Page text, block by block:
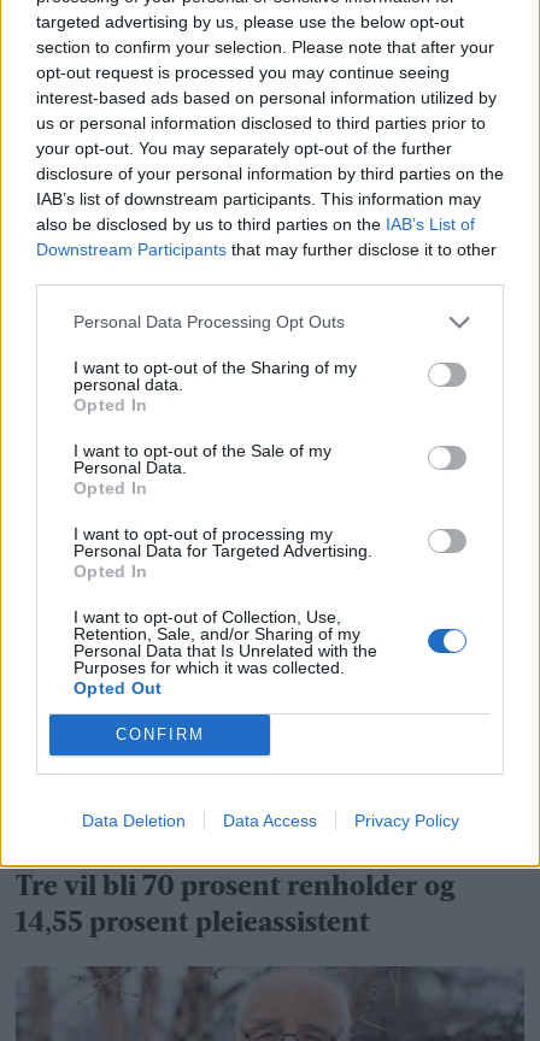
targeted advertising by us, please use the below opt-out
section to confirm your selection. Please note that after your
opt-out request is processed you may continue seeing
interest-based ads based on personal information utilized by
us or personal information disclosed to third parties prior to
your opt-out. You may separately opt-out of the further
disclosure of your personal information by third parties on the
IAB’s list of downstream participants. This information may
also be disclosed by us to third parties on the IAB’s List of
Downstream Participants that may further disclose it to other
Personal Data Processing Opt Outs
I want to opt-out of the Sharing of my
personal data.
Opted In
I want to opt-out of the Sale of my
Personal Data.
Opted In
I want to opt-out of processing my
Personal Data for Targeted Advertising.
Opted In
I want to opt-out of Collection, Use,
Retention, Sale, and/or Sharing of my
Personal Data that Is Unrelated with the
Purposes for which it was collected.
Opted Out
CONFIRM
Data Deletion Data Access Privacy Policy
To vil bli nattevakt på Øverhagaen
begynne å analysere problemer fra
gulvet og oppover
Tre vil bli 70 prosent renholder og
14,55 prosent pleieassistent